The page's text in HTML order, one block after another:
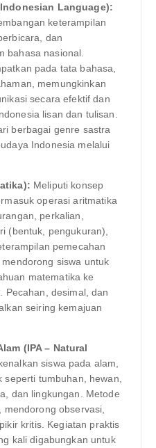
Language):
keterampilan
dan
bahasa nasional.
pada tata bahasa,
memungkinkan
secara efektif dan
lisan dan tulisan.
berbagai genre sastra
Indonesia melalui
Meliputi konsep
operasi aritmatika
perkalian,
(bentuk, pengukuran),
pemecahan
siswa untuk
matematika ke
Pecahan, desimal, dan
seiring kemajuan
(IPA – Natural
siswa pada alam,
seperti tumbuhan, hewan,
dan lingkungan. Metode
observasi,
kritis. Kegiatan praktis
kali digabungkan untuk